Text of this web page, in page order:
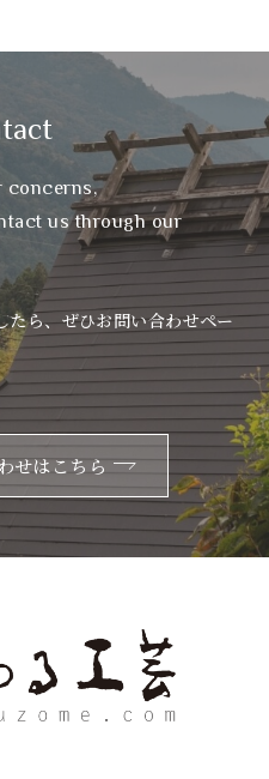
concerns,
us through our
たら、ぜひお問い合わせペー
せはこちら